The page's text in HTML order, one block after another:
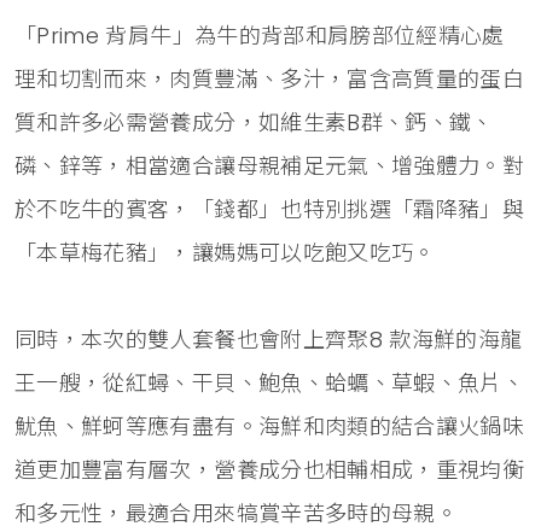
「Prime 背肩牛」為牛的背部和肩膀部位經精心處
理和切割而來，肉質豐滿、多汁，富含高質量的蛋白
質和許多必需營養成分，如維生素B群、鈣、鐵、
磷、鋅等，相當適合讓母親補足元氣、增強體力。對
於不吃牛的賓客，「錢都」也特別挑選「霜降豬」與
「本草梅花豬」，讓媽媽可以吃飽又吃巧。
同時，本次的雙人套餐也會附上齊聚8 款海鮮的海龍
王一艘，從紅蟳、干貝、鮑魚、蛤蠣、草蝦、魚片、
魷魚、鮮蚵等應有盡有。海鮮和肉類的結合讓火鍋味
道更加豐富有層次，營養成分也相輔相成，重視均衡
和多元性，最適合用來犒賞辛苦多時的母親。